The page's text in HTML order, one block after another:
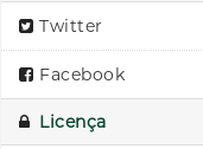
Twitter
Facebook
Licença